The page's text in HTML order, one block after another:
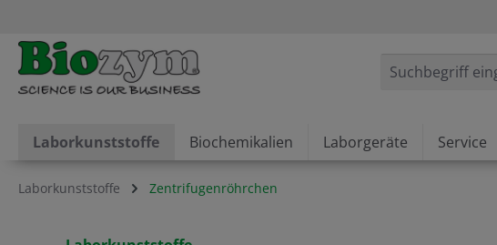
Laborkunststoffe Biochemikalien Laborgeräte Service
Laborkunststoffe Zentrifugenröhrchen